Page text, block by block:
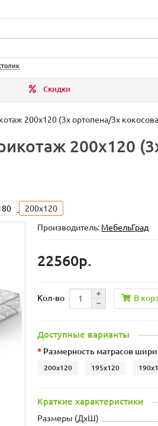
Скидки
200x120 (3x ортопена/3x
200x120
200x120
Производитель: МебельГрад
22560р.
Кол-во В
Доступные варианты
Размерность матрасов
200x120 195x120
Краткие характеристики
Размеры (ДxШ)